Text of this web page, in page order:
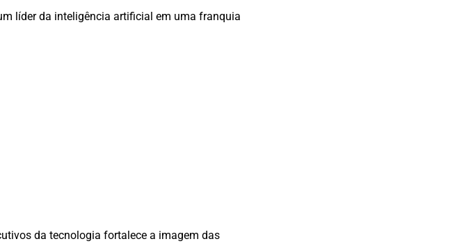
líder da inteligência artificial em uma franquia
da tecnologia fortalece a imagem das